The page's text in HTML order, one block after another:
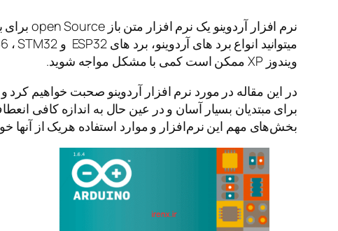
ویندوز XP ممکن است کمی با مشکل مواجه شوید.
در این مقاله در مورد نرم افزار آردوینو صحبت خواهیم
برای مبتدیان بسیار آسان و در عین حال به اندازه کافی
بخش‌های مهم این نرم‌افزار و موارد استفاده هریک از آنها